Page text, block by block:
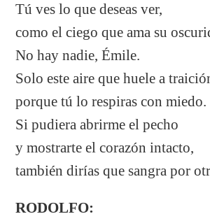
Tú ves lo que deseas ver,
como el ciego que ama su
No hay nadie, Émile.
Solo este aire que huele a
porque tú lo respiras con miedo.
Si pudiera abrirme el pecho
y mostrarte el corazón intacto,
también dirías que sangra por
RODOLFO: